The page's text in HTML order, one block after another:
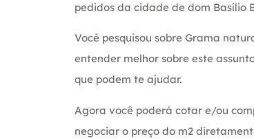
pedidos da cidade de dom Basílio
Você pesquisou sobre Grama
entender melhor sobre este
que podem te ajudar.
Agora você poderá cotar e/ou
negociar o preço do m2